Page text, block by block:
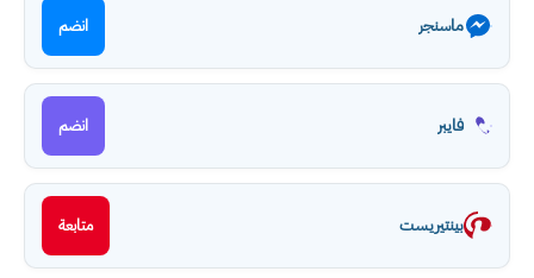
ماسنجر انضم
فايبر انضم
بينتيريست متابعة